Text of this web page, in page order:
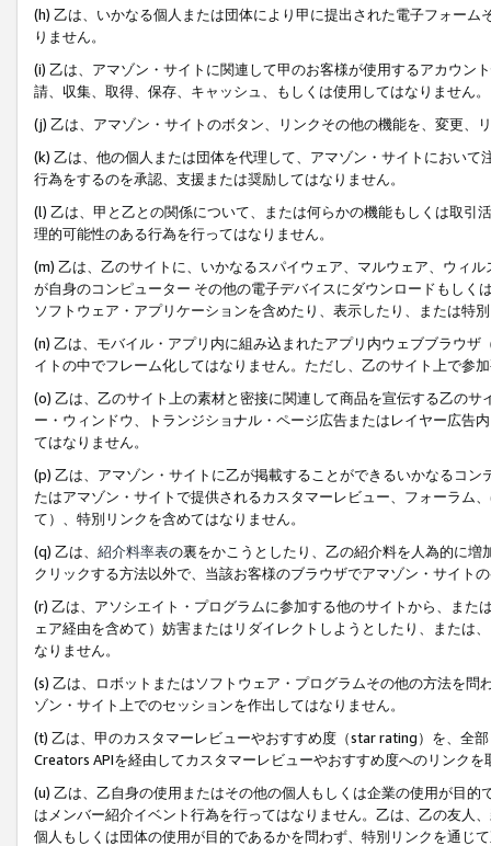
(h) 乙は、いかなる個人または団体により甲に提出された電子フォー
りません。
(i) 乙は、アマゾン・サイトに関連して甲のお客様が使用するアカウン
請、収集、取得、保存、キャッシュ、もしくは使用してはなりません。
(j) 乙は、アマゾン・サイトのボタン、リンクその他の機能を、変更、
(k) 乙は、他の個人または団体を代理して、アマゾン・サイトにおい
行為をするのを承認、支援または奨励してはなりません。
(l) 乙は、甲と乙との関係について、または何らかの機能もしくは取
理的可能性のある行為を行ってはなりません。
(m) 乙は、乙のサイトに、いかなるスパイウェア、マルウェア、ウィ
が自身のコンピューター その他の電子デバイスにダウンロードもし
ソフトウェア・アプリケーションを含めたり、表示したり、または特
(n) 乙は、モバイル・アプリ内に組み込まれたアプリ内ウェブブラウ
イトの中でフレーム化してはなりません。ただし、乙のサイト上で参
(o) 乙は、乙のサイト上の素材と密接に関連して商品を宣伝する乙の
ー・ウィンドウ、トランジショナル・ページ広告またはレイヤー広告
てはなりません。
(p) 乙は、アマゾン・サイトに乙が掲載することができるいかなるコ
たはアマゾン・サイトで提供されるカスタマーレビュー、フォーラム
て）、特別リンクを含めてはなりません。
(q) 乙は、 紹介料率表の裏をかこうとしたり、乙の紹介料を人為的に
クリックする方法以外で、当該お客様のブラウザでアマゾン・サイト
(r) 乙は、アソシエイト・プログラムに参加する他のサイトから、ま
ェア経由を含めて）妨害またはリダイレクトしようとしたり、または
なりません。
(s) 乙は、ロボットまたはソフトウェア・プログラムその他の方法を
ゾン・サイト上でのセッションを作出してはなりません。
(t) 乙は、甲のカスタマーレビューやおすすめ度（star rating）を、全
Creators APIを経由してカスタマーレビューやおすすめ度へのリンクを
(u) 乙は、乙自身の使用またはその他の個人もしくは企業の使用が目
はメンバー紹介イベント行為を行ってはなりません。乙は、乙の友人
個人もしくは団体の使用が目的であるかを問わず、特別リンクを通じ